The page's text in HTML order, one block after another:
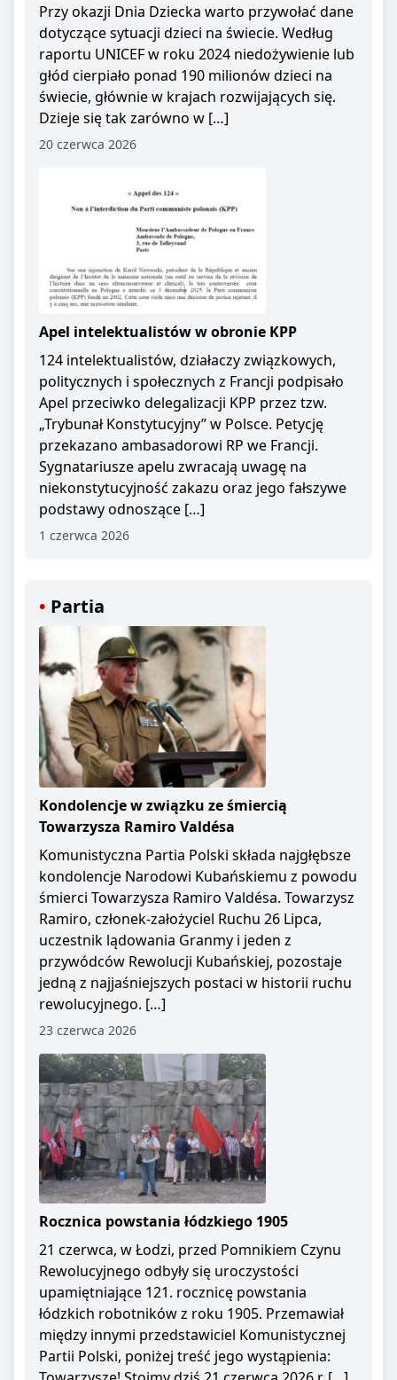
Przy okazji Dnia Dziecka warto przywołać dane
dotyczące sytuacji dzieci na świecie. Według
raportu UNICEF w roku 2024 niedożywienie lub
głód cierpiało ponad 190 milionów dzieci na
świecie, głównie w krajach rozwijających się.
Dzieje się tak zarówno w […]
20 czerwca 2026
Apel intelektualistów w obronie KPP
124 intelektualistów, działaczy związkowych,
politycznych i społecznych z Francji podpisało
Apel przeciwko delegalizacji KPP przez tzw.
„Trybunał Konstytucyjny” w Polsce. Petycję
przekazano ambasadorowi RP we Francji.
Sygnatariusze apelu zwracają uwagę na
niekonstytucyjność zakazu oraz jego fałszywe
podstawy odnoszące […]
1 czerwca 2026
Partia
Kondolencje w związku ze śmiercią
Towarzysza Ramiro Valdésa
Komunistyczna Partia Polski składa najgłębsze
kondolencje Narodowi Kubańskiemu z powodu
śmierci Towarzysza Ramiro Valdésa. Towarzysz
Ramiro, członek-założyciel Ruchu 26 Lipca,
uczestnik lądowania Granmy i jeden z
przywódców Rewolucji Kubańskiej, pozostaje
jedną z najjaśniejszych postaci w historii ruchu
rewolucyjnego. […]
23 czerwca 2026
Rocznica powstania łódzkiego 1905
21 czerwca, w Łodzi, przed Pomnikiem Czynu
Rewolucyjnego odbyły się uroczystości
upamiętniające 121. rocznicę powstania
łódzkich robotników z roku 1905. Przemawiał
między innymi przedstawiciel Komunistycznej
Partii Polski, poniżej treść jego wystąpienia: